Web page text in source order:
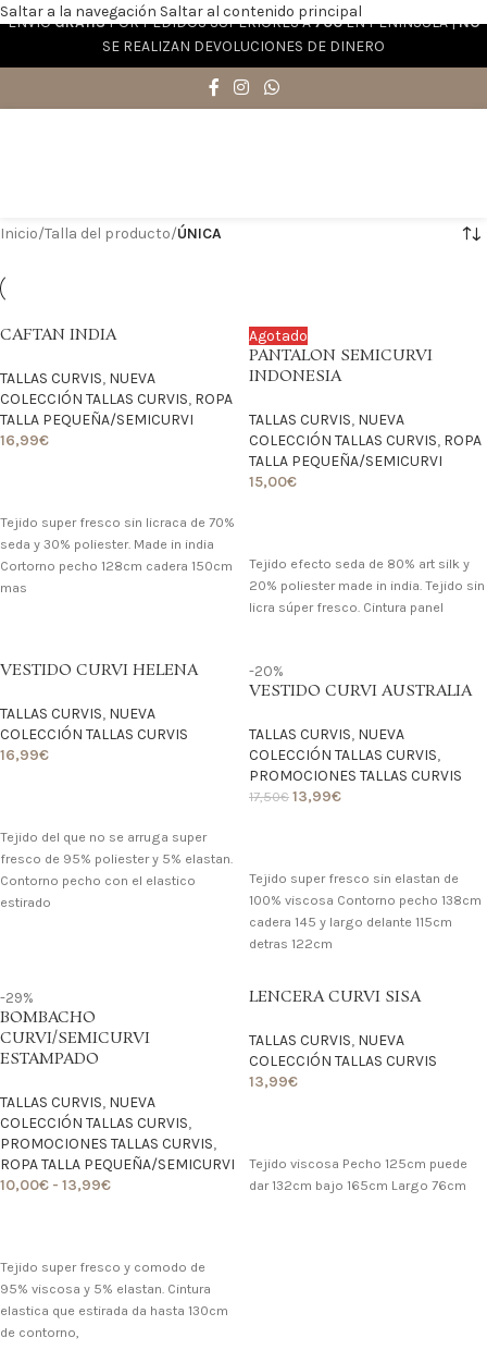
Saltar a la navegación Saltar al contenido principal
ENVÍOGRATISPOR PEDIDOS SUPERIORES A70€EN PENÍNSULA |NO
SE REALIZAN DEVOLUCIONES DE DINERO
Inicio/Talla del producto/ÚNICA
CAFTAN INDIA
TALLAS CURVIS, NUEVA
COLECCIÓN TALLAS CURVIS, ROPA
TALLA PEQUEÑA/SEMICURVI
16,99€
Tejido super fresco sin licraca de 70%
seda y 30% poliester. Made in india
Cortorno pecho 128cm cadera 150cm
mas
Agotado
PANTALON SEMICURVI
INDONESIA
TALLAS CURVIS, NUEVA
COLECCIÓN TALLAS CURVIS, ROPA
TALLA PEQUEÑA/SEMICURVI
15,00€
Tejido efecto seda de 80% art silk y
20% poliester made in india. Tejido sin
licra súper fresco. Cintura panel
VESTIDO CURVI HELENA
TALLAS CURVIS, NUEVA
COLECCIÓN TALLAS CURVIS
16,99€
Tejido del que no se arruga super
fresco de 95% poliester y 5% elastan.
Contorno pecho con el elastico
estirado
-20%
VESTIDO CURVI AUSTRALIA
TALLAS CURVIS, NUEVA
COLECCIÓN TALLAS CURVIS,
PROMOCIONES TALLAS CURVIS
17,50€ 13,99€
Tejido super fresco sin elastan de
100% viscosa Contorno pecho 138cm
cadera 145 y largo delante 115cm
detras 122cm
-29%
BOMBACHO
CURVI/SEMICURVI
ESTAMPADO
TALLAS CURVIS, NUEVA
COLECCIÓN TALLAS CURVIS,
PROMOCIONES TALLAS CURVIS,
ROPA TALLA PEQUEÑA/SEMICURVI
10,00€ - 13,99€
Tejido super fresco y comodo de
95% viscosa y 5% elastan. Cintura
elastica que estirada da hasta 130cm
de contorno,
LENCERA CURVI SISA
TALLAS CURVIS, NUEVA
COLECCIÓN TALLAS CURVIS
13,99€
Tejido viscosa Pecho 125cm puede
dar 132cm bajo 165cm Largo 76cm